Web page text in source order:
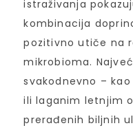
istraživanja
kombinacija
pozitivno utiče na
mikrobioma.
svakodnevno –
ili laganim letnjim
prerađenih biljnih